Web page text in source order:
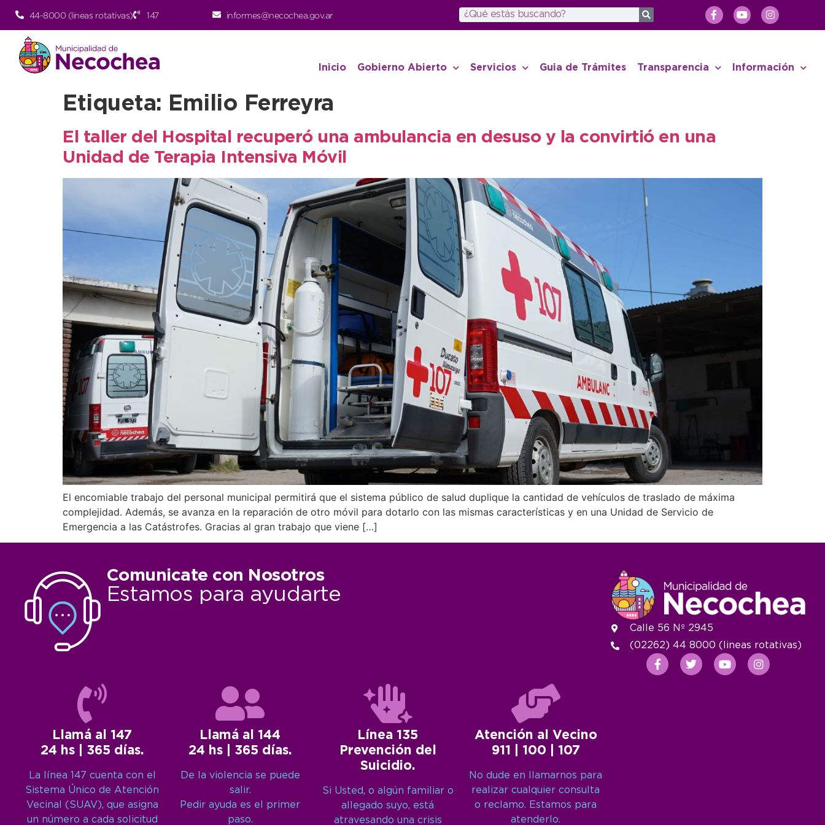
44-8000 (lineas rotativas) 147 informes@necochea.gov.ar
Inicio Gobierno Abierto Servicios Guia de Trámites Transparencia Información
Etiqueta: Emilio Ferreyra
El taller del Hospital recuperó una ambulancia en desuso y la convirtió en una
Unidad de Terapia Intensiva Móvil
El encomiable trabajo del personal municipal permitirá que el sistema público de salud duplique la cantidad de vehículos de traslado de máxima
complejidad. Además, se avanza en la reparación de otro móvil para dotarlo con las mismas características y en una Unidad de Servicio de
Emergencia a las Catástrofes. Gracias al gran trabajo que viene […]
Comunicate con Nosotros
Estamos para ayudarte
Llamá al 147
24 hs | 365 días.
La línea 147 cuenta con el
Sistema Único de Atención
Vecinal (SUAV), que asigna
un número a cada solicitud
Llamá al 144
24 hs | 365 días.
De la violencia se puede
salir.
Pedir ayuda es el primer
paso.
Línea 135
Prevención del
Suicidio.
Si Usted, o algún familiar o
allegado suyo, está
atravesando una crisis
Atención al Vecino
911 | 100 | 107
No dude en llamarnos para
realizar cualquier consulta
o reclamo. Estamos para
atenderlo.
Calle 56 Nº 2945
(02262) 44 8000 (lineas rotativas)